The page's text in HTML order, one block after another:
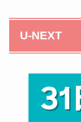
U-NEXT